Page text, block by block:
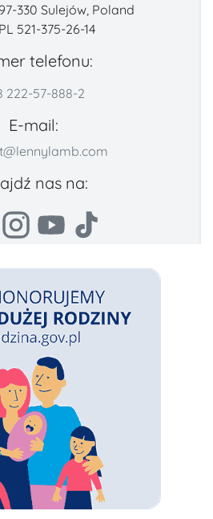
330 Sulejów, Poland
521-375-26-14
telefonu:
222-57-888-2
E-mail:
nas na: